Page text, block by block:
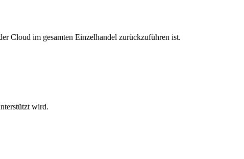
Cloud im gesamten Einzelhandel zurückzuführen ist.
wird.